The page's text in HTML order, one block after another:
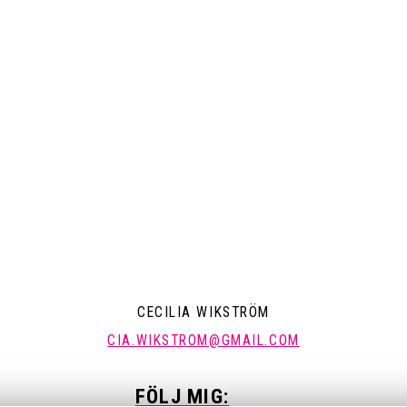
CECILIA WIKSTRÖM
CIA.WIKSTROM@GMAIL.COM
FÖLJ MIG: